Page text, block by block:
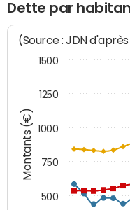
Dette par
Montants (€)
(Source : JDN
500
750
1000
1250
1500